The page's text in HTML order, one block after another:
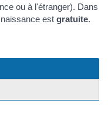
ou à l'étranger). Dans
est gratuite.